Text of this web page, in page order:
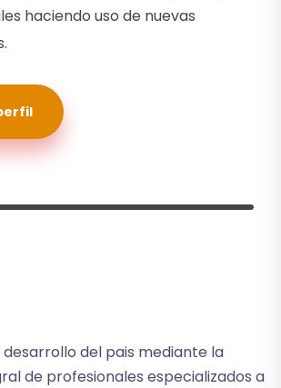
haciendo uso de nuevas
del pais mediante la
de profesionales especializados a